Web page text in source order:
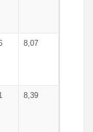
8,07
8,39